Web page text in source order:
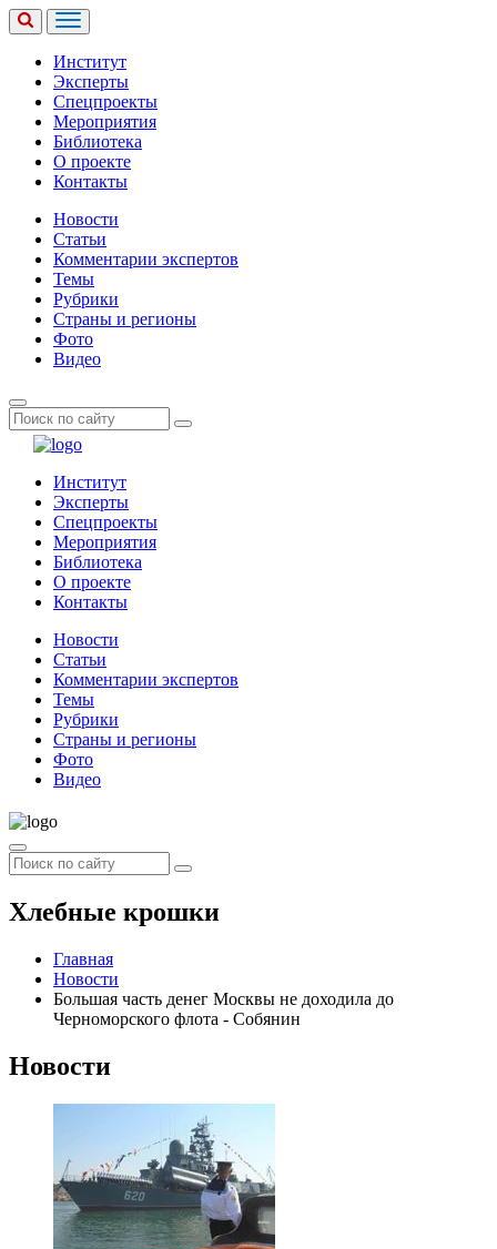
Институт
Эксперты
Спецпроекты
Мероприятия
Библиотека
О проекте
Контакты
Новости
Статьи
Комментарии экспертов
Темы
Рубрики
Страны и регионы
Фото
Видео
Институт
Эксперты
Спецпроекты
Мероприятия
Библиотека
О проекте
Контакты
Новости
Статьи
Комментарии экспертов
Темы
Рубрики
Страны и регионы
Фото
Видео
Хлебные крошки
Главная
Новости
Большая часть денег Москвы не доходила до
Черноморского флота - Собянин
Новости